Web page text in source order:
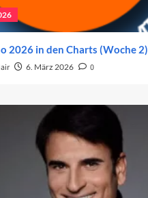
2026 in den Charts (Woche 2)
6. März 2026 0